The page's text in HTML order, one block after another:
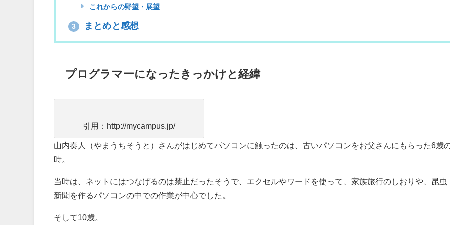
これからの野望・展望
3 まとめと感想
プログラマーになったきっかけと経緯
引用：http://mycampus.jp/
山内奏人（やまうちそうと）さんがはじめてパソコンに触ったのは、古いパソコンをお父さんにもらった6歳
時。
当時は、ネットにはつなげるのは禁止だったそうで、エクセルやワードを使って、家族旅行のしおりや、昆虫
新聞を作るパソコンの中での作業が中心でした。
そして10歳。